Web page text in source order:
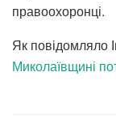
правоохоронці.
Як повідомляло
Миколаївщині